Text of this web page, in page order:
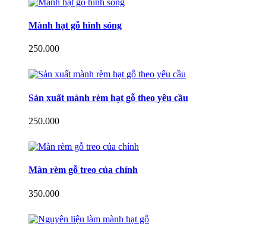
Mành hạt gỗ hình sóng
250.000
Sản xuất mành rèm hạt gỗ theo yêu cầu
250.000
Màn rèm gỗ treo của chính
350.000